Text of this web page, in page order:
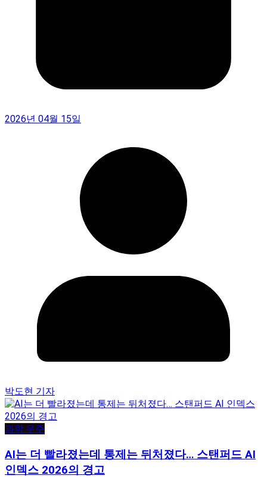
2026년 04월 15일
박도현 기자
과학·우주
AI는 더 빨라졌는데 통제는 뒤처졌다… 스탠퍼드 AI
인덱스 2026의 경고